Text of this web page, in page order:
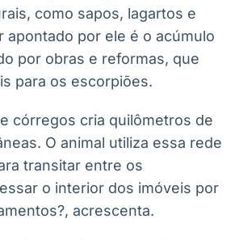
como sapos, lagartos e
apontado por ele é o acúmulo
por obras e reformas, que
para os escorpiões.
córregos cria quilômetros de
O animal utiliza essa rede
transitar entre os
o interior dos imóveis por
acrescenta.